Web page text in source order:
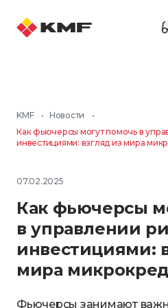
KMF • Новости
•
Как фьючерсы могут помочь в
инвестициями: взгляд из мира
07.02.2025
Как фьючерсы
в управлении
инвестициями:
мира
Фьючерсы занимают